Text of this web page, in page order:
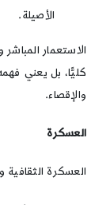
الأصيلة.
الاستعمار
كليًّا، بل يعني
والإقصاء.
العسكرة
العسكرة